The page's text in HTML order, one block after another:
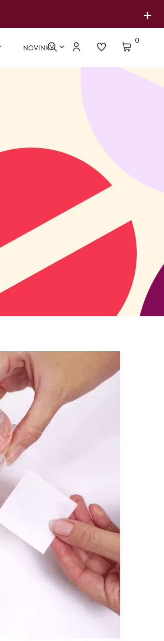
+
NOVINKY
0